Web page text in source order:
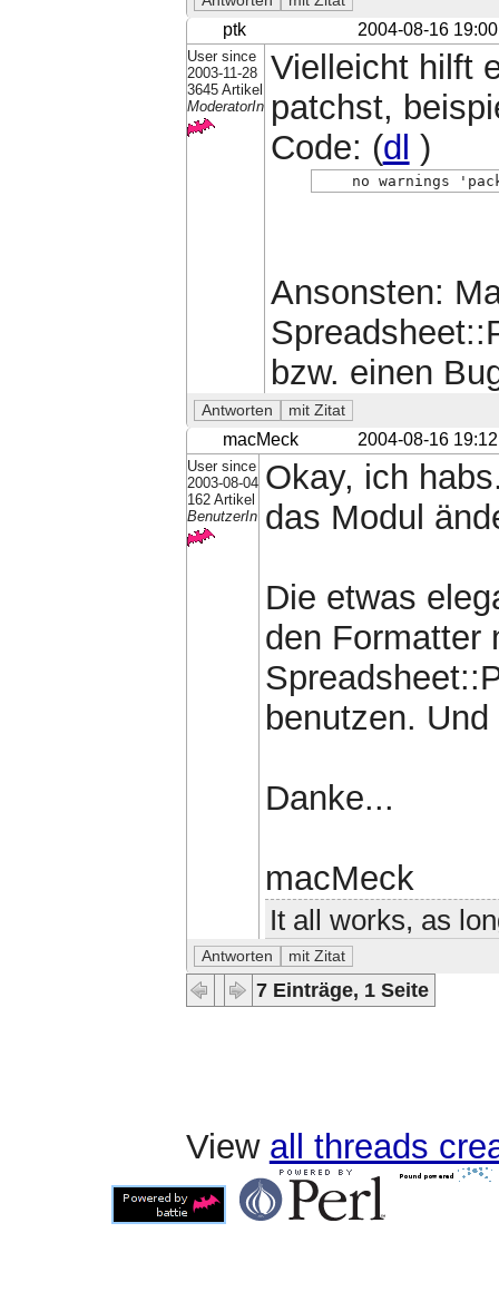
ptk 2004-08-16 19:00
User since
2003-11-28
3645 Artikel
ModeratorIn
Vielleicht hilft
patchst,
Code: (dl )
no warnings
Ansonsten:
bzw. einen
macMeck 2004-08-16 19:12
User since
2003-08-04
162 Artikel
BenutzerIn
Okay, ich
das Modul
Die etwas
den Formatter
benutzen.
Danke...
macMeck
It all works, as
7 Einträge, 1 Seite
View all threads